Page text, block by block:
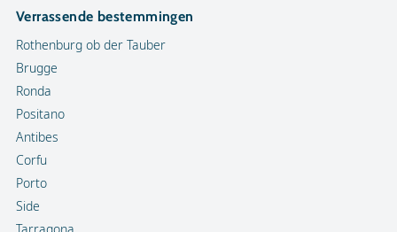
Verrassende bestemmingen
Rothenburg ob der Tauber
Brugge
Ronda
Positano
Antibes
Corfu
Porto
Side